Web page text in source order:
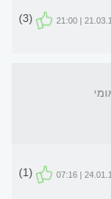
21.03.18 |
(3)
24.01.16 |
(1)